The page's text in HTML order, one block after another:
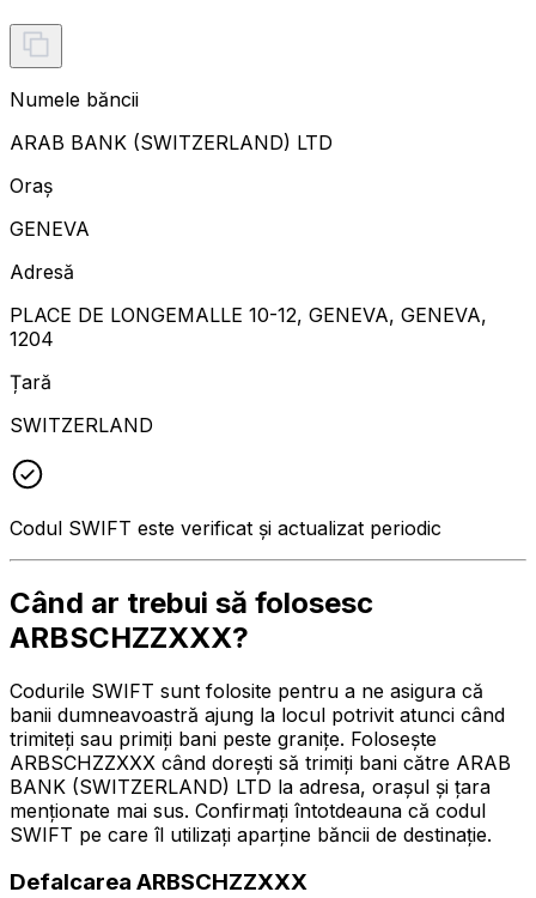
Numele băncii
ARAB BANK (SWITZERLAND) LTD
Oraș
GENEVA
Adresă
PLACE DE LONGEMALLE 10-12, GENEVA, GENEVA,
1204
Țară
SWITZERLAND
Codul SWIFT este verificat și actualizat periodic
Când ar trebui să folosesc
ARBSCHZZXXX?
Codurile SWIFT sunt folosite pentru a ne asigura că
banii dumneavoastră ajung la locul potrivit atunci când
trimiteți sau primiți bani peste granițe. Folosește
ARBSCHZZXXX când dorești să trimiți bani către ARAB
BANK (SWITZERLAND) LTD la adresa, orașul și țara
menționate mai sus. Confirmați întotdeauna că codul
SWIFT pe care îl utilizați aparține băncii de destinație.
Defalcarea ARBSCHZZXXX